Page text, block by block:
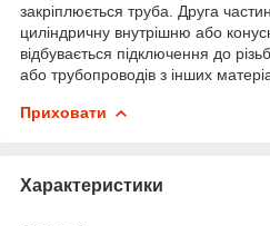
закріплюється труба. Друга
циліндричну внутрішню або
відбувається підключення до
або трубопроводів з інших
Приховати
Характеристики